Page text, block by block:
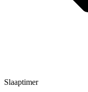
Slaaptimer